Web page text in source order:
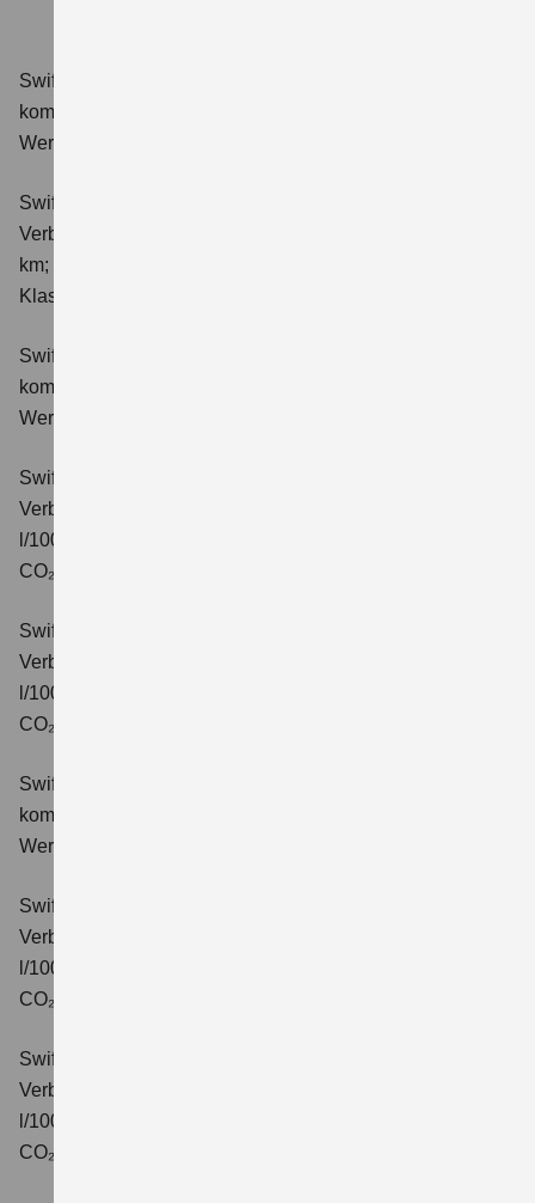
Swift 1.2 DUALJET HYBRID Club
kombinierter Energieverbrauch 4,4 l/100km; kombinierter
Wert der CO₂-Emission: 98 g/km; CO₂-Klasse: C.
Swift 1.2 DUALJET HYBRID ALLGRIP Club
Verbrauchswerte: kombinierter Energieverbrauch 4,9 l/100
km; kombinierter Wert der CO₂-Emission: 111 g/km; CO₂-
Klasse: C.
Swift 1.2 DUALJET HYBRID Comfort
kombinierter Energieverbrauch 4,4 l/100km; kombinierter
Wert der CO₂-Emission: 99 g/km; CO₂-Klasse: C.
Swift 1.2 DUALJET HYBRID CVT Comfort
Verbrauchswerte: kombinierter Energieverbrauch 4,7
l/100km; kombinierter Wert der CO₂-Emission: 106 g/km;
CO₂-Klasse: C.
Swift 1.2 DUALJET HYBRID ALLGRIP Comfort
Verbrauchswerte: kombinierter Energieverbrauch 4,9
l/100km; kombinierter Wert der CO₂-Emission: 110 g/km;
CO₂-Klasse: C.
Swift 1.2 DUALJET HYBRID Comfort+
kombinierter Energieverbrauch 4,4 l/100km; kombinierter
Wert der CO₂-Emission: 99 g/km; CO₂-Klasse: C.
Swift 1.2 DUALJET HYBRID CVT Comfort+
Verbrauchswerte: kombinierter Energieverbrauch 4,7
l/100km; kombinierter Wert der CO₂-Emission: 106 g/km;
CO₂-Klasse: C.
Swift 1.2 DUALJET HYBRID ALLGRIP Comfort+
Verbrauchswerte: kombinierter Energieverbrauch 4,9
l/100km; kombinierter Wert der CO₂-Emission: 110 g/km;
CO₂-Klasse: C.